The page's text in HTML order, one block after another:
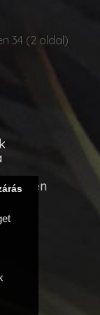
34 (2 oldal)